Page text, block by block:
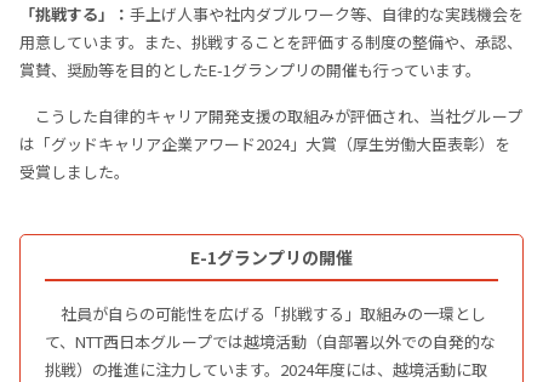
「挑戦する」： 手上げ人事や社内ダブルワーク等、自律的な実践機会を
用意しています。また、挑戦することを評価する制度の整備や、承認、
賞賛、奨励等を目的としたE-1グランプリの開催も行っています。
こうした自律的キャリア開発支援の取組みが評価され、当社グループ
は「グッドキャリア企業アワード2024」大賞（厚生労働大臣表彰）を
受賞しました。
E-1グランプリの開催
社員が自らの可能性を広げる「挑戦する」取組みの一環とし
て、NTT西日本グループでは越境活動（自部署以外での自発的な
挑戦）の推進に注力しています。2024年度には、越境活動に取